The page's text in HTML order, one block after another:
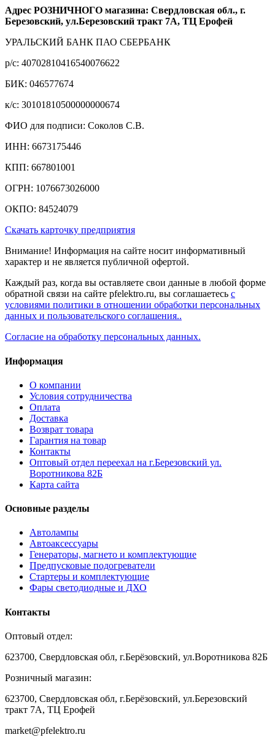
Адрес РОЗНИЧНОГО магазина: Свердловская обл., г.
Березовский, ул.Березовский тракт 7А, ТЦ Ерофей
УРАЛЬСКИЙ БАНК ПАО СБЕРБАНК
р/c: 40702810416540076622
БИК: 046577674
к/c: 30101810500000000674
ФИО для подписи: Соколов С.В.
ИНН: 6673175446
КПП: 667801001
ОГРН: 1076673026000
ОКПО: 84524079
Скачать карточку предприятия
Внимание! Информация на сайте носит информативный
характер и не является публичной офертой.
Каждый раз, когда вы оставляете свои данные в любой форме
обратной связи на сайте pfelektro.ru, вы соглашаетесь с
условиями политики в отношении обработки персональных
данных и пользовательского соглашения..
Согласие на обработку персональных данных.
Информация
О компании
Условия сотрудничества
Оплата
Доставка
Возврат товара
Гарантия на товар
Контакты
Оптовый отдел переехал на г.Березовский ул.
Воротникова 82Б
Карта сайта
Основные разделы
Автолампы
Автоаксессуары
Генераторы, магнето и комплектующие
Предпусковые подогреватели
Стартеры и комплектующие
Фары светодиодные и ДХО
Контакты
Оптовый отдел:
623700, Свердловская обл, г.Берёзовский, ул.Воротникова 82Б
Розничный магазин:
623700, Свердловская обл, г.Берёзовский, ул.Березовский
тракт 7А, ТЦ Ерофей
market@pfelektro.ru